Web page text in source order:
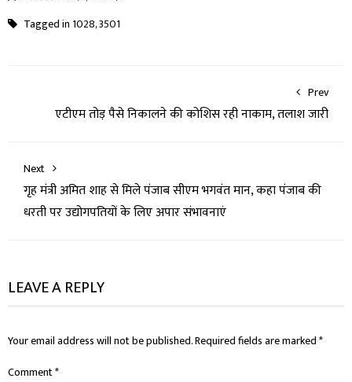
Tagged in 1028,3501
Prev
एटीएम तोड़ पैसे निकालने की कोशिस रही नाकाम, तलाश जारी
Next
गृह मंत्री अमित शाह से मिले पंजाब सीएम भगवंत मान, कहा पंजाब की
धरती पर उद्योगपतियों के लिए अपार संभावनाएं
LEAVE A REPLY
Your email address will not be published.Required fields are marked*
Comment*